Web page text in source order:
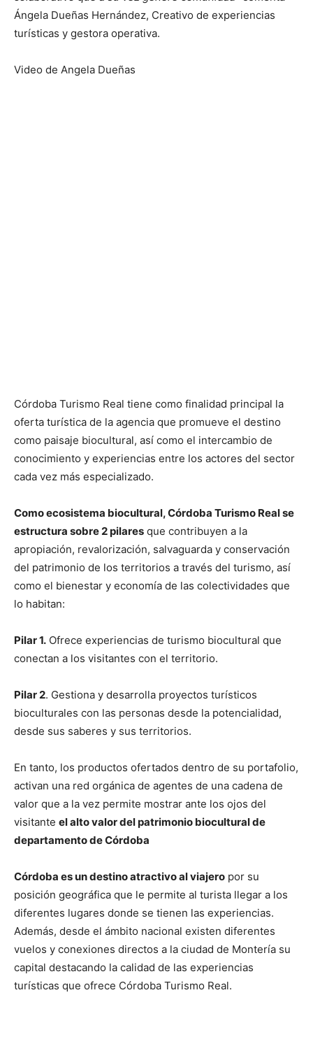
Ángela Dueñas Hernández, Creativo de experiencias
turísticas y gestora operativa.
Video de Angela Dueñas
Córdoba Turismo Real tiene como finalidad principal la
oferta turística de la agencia que promueve el destino
como paisaje biocultural, así como el intercambio de
conocimiento y experiencias entre los actores del sector
cada vez más especializado.
Como ecosistema biocultural, Córdoba Turismo Real se
estructura sobre 2 pilares que contribuyen a la
apropiación, revalorización, salvaguarda y conservación
del patrimonio de los territorios a través del turismo, así
como el bienestar y economía de las colectividades que
lo habitan:
Pilar 1. Ofrece experiencias de turismo biocultural que
conectan a los visitantes con el territorio.
Pilar 2. Gestiona y desarrolla proyectos turísticos
bioculturales con las personas desde la potencialidad,
desde sus saberes y sus territorios.
En tanto, los productos ofertados dentro de su portafolio,
activan una red orgánica de agentes de una cadena de
valor que a la vez permite mostrar ante los ojos del
visitante el alto valor del patrimonio biocultural de
departamento de Córdoba
Córdoba es un destino atractivo al viajero por su
posición geográfica que le permite al turista llegar a los
diferentes lugares donde se tienen las experiencias.
Además, desde el ámbito nacional existen diferentes
vuelos y conexiones directos a la ciudad de Montería su
capital destacando la calidad de las experiencias
turísticas que ofrece Córdoba Turismo Real.